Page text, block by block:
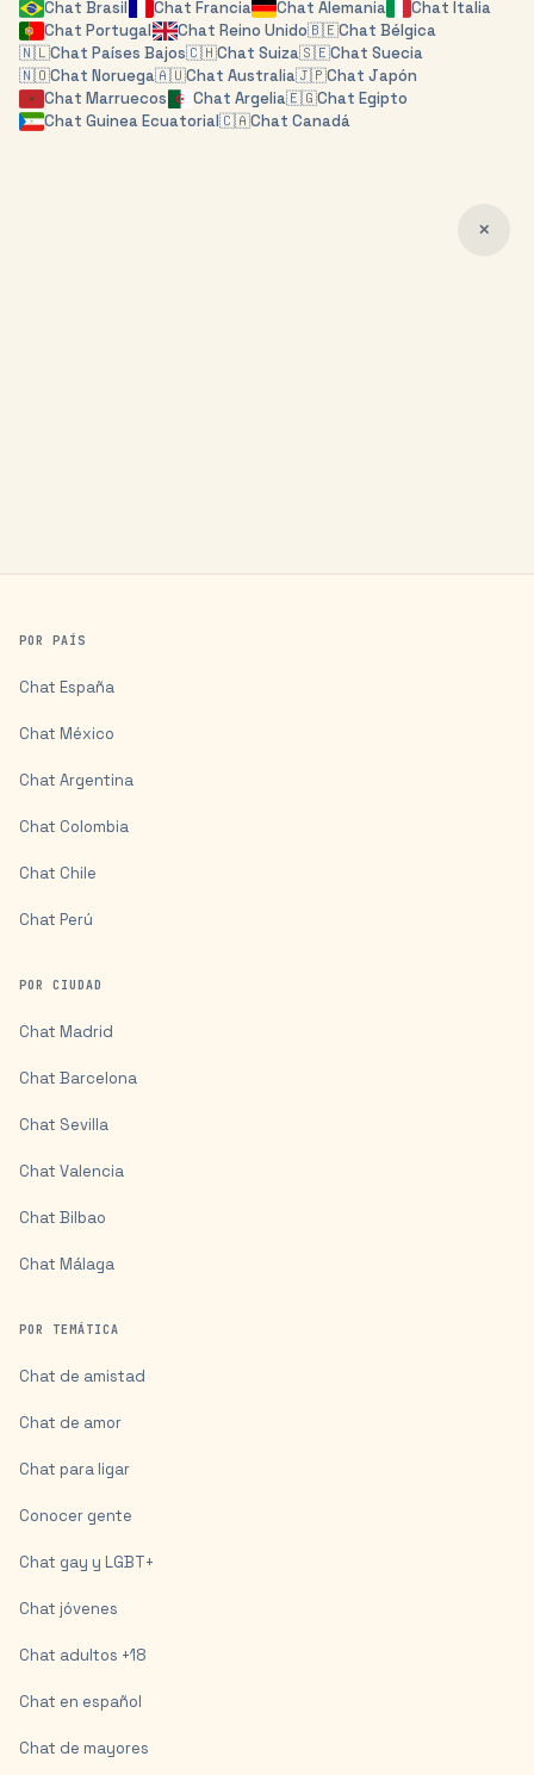
ChatBrasil Chat Francia Chat Alemania ChatItalia
ChatPortugal Chat Reino Unido🇧🇪Chat Bélgica
🇳🇱Chat Países Bajos🇨🇭Chat Suiza🇸🇪Chat Suecia
🇳🇴Chat Noruega🇦🇺Chat Australia🇯🇵Chat Japón
ChatMarruecos Chat Argelia🇪🇬Chat Egipto
ChatGuinea Ecuatorial🇨🇦ChatCanadá
✕
POR PAÍS
Chat España
Chat México
Chat Argentina
Chat Colombia
Chat Chile
Chat Perú
POR CIUDAD
Chat Madrid
Chat Barcelona
Chat Sevilla
Chat Valencia
Chat Bilbao
Chat Málaga
POR TEMÁTICA
Chat de amistad
Chat de amor
Chat para ligar
Conocer gente
Chat gay y LGBT+
Chat jóvenes
Chat adultos +18
Chat en español
Chat de mayores